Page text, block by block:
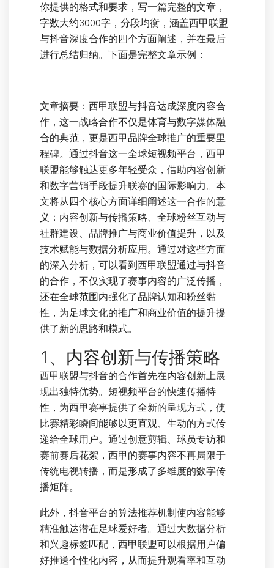
你提供的格式和要求，写一篇完整的文章，
字数大约3000字，分段均衡，涵盖西甲联盟
与抖音深度合作的四个方面阐述，并在最后
进行总结归纳。下面是完整文章示例：
---
文章摘要：西甲联盟与抖音达成深度内容合
作，这一战略合作不仅是体育与数字媒体融
合的典范，更是西甲品牌全球推广的重要里
程碑。通过抖音这一全球短视频平台，西甲
联盟能够触达更多年轻受众，借助内容创新
和数字营销手段提升联赛的国际影响力。本
文将从四个核心方面详细阐述这一合作的意
义：内容创新与传播策略、全球粉丝互动与
社群建设、品牌推广与商业价值提升，以及
技术赋能与数据分析应用。通过对这些方面
的深入分析，可以看到西甲联盟通过与抖音
的合作，不仅实现了赛事内容的广泛传播，
还在全球范围内强化了品牌认知和粉丝黏
性，为足球文化的推广和商业价值的提升提
供了新的思路和模式。
1、内容创新与传播策略
西甲联盟与抖音的合作首先在内容创新上展
现出独特优势。短视频平台的快速传播特
性，为西甲赛事提供了全新的呈现方式，使
比赛精彩瞬间能够以更直观、生动的方式传
递给全球用户。通过创意剪辑、球员专访和
赛前赛后花絮，西甲的赛事内容不再局限于
传统电视转播，而是形成了多维度的数字传
播矩阵。
此外，抖音平台的算法推荐机制使内容能够
精准触达潜在足球爱好者。通过大数据分析
和兴趣标签匹配，西甲联盟可以根据用户偏
好推送个性化内容，从而提升观看率和互动